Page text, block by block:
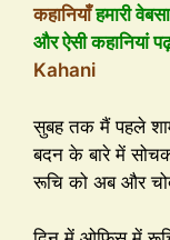
कहानियाँहमारी
और ऐसी कहानियां
Kahani
सुबह तक मैं पहले
बदन के बारे में
रूचि को अब और